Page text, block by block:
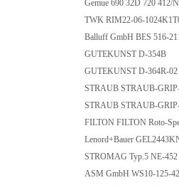
Gemue 690 32D 720 412/
TWK RIM22-06-
Balluff GmbH BES 516-
GUTEKUNST D-354B
GUTEKUNST D-364R-
STRAUB STRAUB-
STRAUB STRAUB-
FILTON FILTON Roto-
Lenord+Bauer
STROMAG Typ.5 NE-
ASM GmbH WS10-125-